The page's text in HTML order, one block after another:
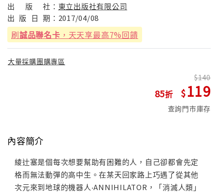
出
版 社： 東立出版社有限公司
出 版 日 期： 2017/04/08
刷誠品聯名卡 ，天天享最高7%回饋
大量採購團購專區
85
140
119
查詢門市庫存
內容簡介
綾辻塞是個每次想要幫助有困難的人，自己卻都會先定
格而無法動彈的高中生。在某天回家路上巧遇了從其他
次元來到地球的機器人‧ANNIHILATOR，「消滅人類」